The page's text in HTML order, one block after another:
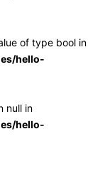
of type bool in
hello-
null in
hello-